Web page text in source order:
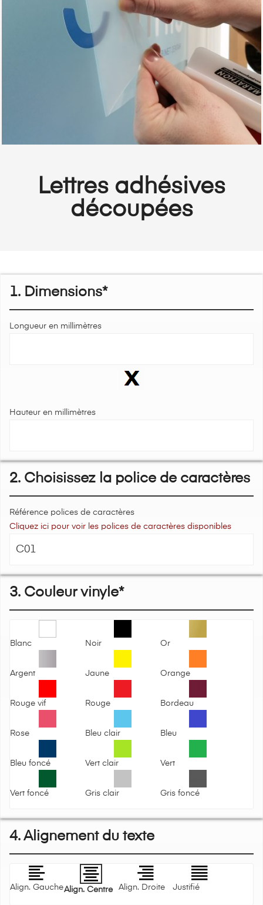
Lettres adhésives
découpées
1. Dimensions*
Longueur en millimètres
Hauteur en millimètres
2. Choisissez la police de caractères
Référence polices de caractères
Cliquez ici pour voir les polices de caractères disponibles
3. Couleur vinyle*
Blanc Noir Or
Argent Jaune Orange
Rouge vif Rouge Bordeau
Rose Bleu clair Bleu
Bleu foncé Vert clair Vert
Vert foncé Gris clair Gris foncé
4. Alignement du texte
Align. GaucheAlign. Centre Align. Droite Justifié